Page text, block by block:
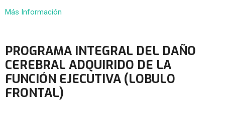
Más Información
PROGRAMA INTEGRAL DEL DAÑO
CEREBRAL ADQUIRIDO DE LA
FUNCIÓN EJECUTIVA (LOBULO
FRONTAL)